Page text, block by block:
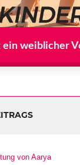
weiblicher
von Aarya